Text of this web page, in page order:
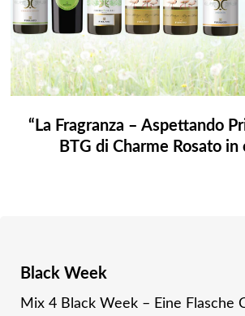
“La Fragranza – Aspettando
BTG di Charme Rosato in
Black Week
Mix 4 Black Week – Eine Flasche